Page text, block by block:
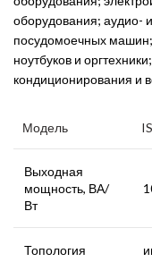
оборудования; аудио-
посудомоечных машин;
ноутбуков и
кондиционирования и
Модель
Выходная
мощность, ВА/
Вт
Топология